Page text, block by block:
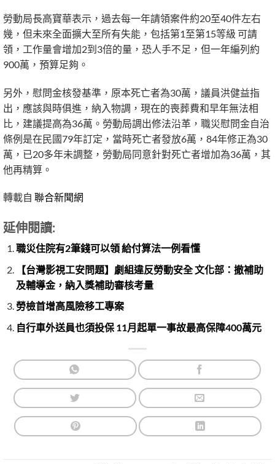
勞動局長高寶華表示，過去每一年請領案件約20至40件左右
幾，但未來全面擴大至所有失能，包括第1至第15等級 可請
領，工作量會增加2到3倍的量，恐人手不足，但一年編列約
900萬，預算足夠。
另外，慰問金核發基準，原本死亡者為30萬，議員洪健益指
出，應該與時俱進，納入物調，現在的喪葬費和早年無法相
比，建議提高為36萬。勞動局調出修法沿革，職災慰問金自治
條例是在民國79年訂定，當時死亡者發放6萬，84年修正為30
萬，已20多年未調整，勞動局同意針對死亡者增加為36萬，其
他再精算。
轉載自 聯合新聞網
延伸閱讀:
職災住院有2筆錢可以領 給付算法一例看懂
【台灣影視工安問題】劇組違反勞動安全 文化部：撤補助
及輔導金，納入獎補助審核考量
勞檢首增高風險移工專案
自行車外送員也須投保 11月起單一事故最高保障400萬元